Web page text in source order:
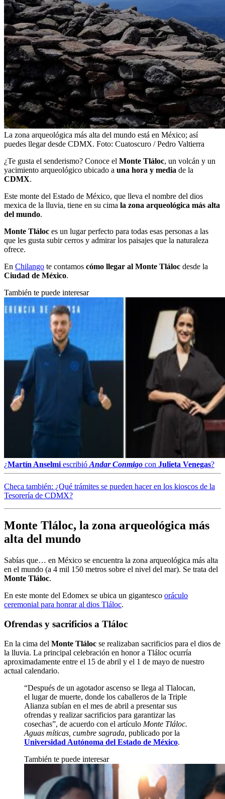
La zona arqueológica más alta del mundo está en México; así
puedes llegar desde CDMX. Foto: Cuatoscuro / Pedro Valtierra
¿Te gusta el senderismo? Conoce el Monte Tláloc, un volcán y un
yacimiento arqueológico ubicado a una hora y media de la
CDMX.
Este monte del Estado de México, que lleva el nombre del dios
mexica de la lluvia, tiene en su cima la zona arqueológica más alta
del mundo.
Monte Tláloc es un lugar perfecto para todas esas personas a las
que les gusta subir cerros y admirar los paisajes que la naturaleza
ofrece.
En Chilango te contamos cómo llegar al Monte Tláloc desde la
Ciudad de México.
También te puede interesar
¿Martín Anselmi escribió Andar Conmigo con Julieta Venegas?
Checa también: ¿Qué trámites se pueden hacer en los kioscos de la
Tesorería de CDMX?
Monte Tláloc, la zona arqueológica más
alta del mundo
Sabías que… en México se encuentra la zona arqueológica más alta
en el mundo (a 4 mil 150 metros sobre el nivel del mar). Se trata del
Monte Tláloc.
En este monte del Edomex se ubica un gigantesco oráculo
ceremonial para honrar al dios Tláloc.
Ofrendas y sacrificios a Tláloc
En la cima del Monte Tláloc se realizaban sacrificios para el dios de
la lluvia. La principal celebración en honor a Tláloc ocurría
aproximadamente entre el 15 de abril y el 1 de mayo de nuestro
actual calendario.
“Después de un agotador ascenso se llega al Tlalocan,
el lugar de muerte, donde los caballeros de la Triple
Alianza subían en el mes de abril a presentar sus
ofrendas y realizar sacrificios para garantizar las
cosechas”, de acuerdo con el artículo Monte Tláloc.
Aguas míticas, cumbre sagrada, publicado por la
Universidad Autónoma del Estado de México.
También te puede interesar